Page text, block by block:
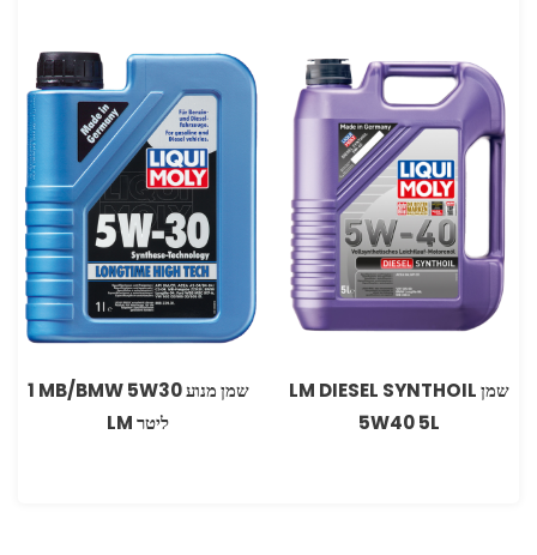
שמן LM DIESEL SYNTHOIL
5W40 5L
שמן מנוע ‏‏5W30 ‏MB/BMW‏ 1
ליטר LM